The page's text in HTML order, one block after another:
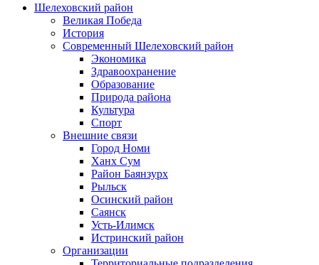
Шелеховский район
Великая Победа
История
Современный Шелеховский район
Экономика
Здравоохранение
Образование
Природа района
Культура
Спорт
Внешние связи
Город Номи
Ханх Сум
Район Баянзурх
Рыльск
Осинский район
Саянск
Усть-Илимск
Истринский район
Организации